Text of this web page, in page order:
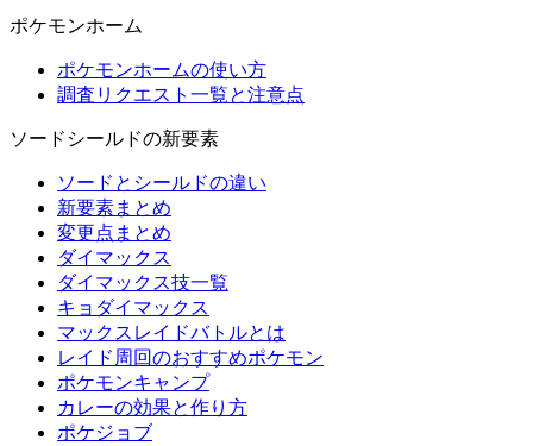
ポケモンホーム
ポケモンホームの使い方
調査リクエスト一覧と注意点
ソードシールドの新要素
ソードとシールドの違い
新要素まとめ
変更点まとめ
ダイマックス
ダイマックス技一覧
キョダイマックス
マックスレイドバトルとは
レイド周回のおすすめポケモン
ポケモンキャンプ
カレーの効果と作り方
ポケジョブ